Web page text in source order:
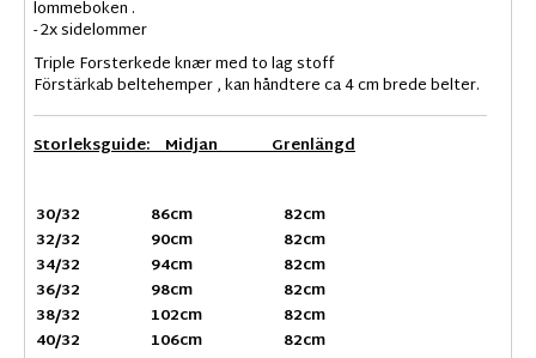
lommeboken .
- 2x sidelommer
Triple Forsterkede knær med to lag stoff
Förstärkab beltehemper , kan håndtere ca 4 cm brede belter.
Storleksguide: Midjan Grenlängd
30/32 86cm
82cm
32/32
90cm
82cm
34/32
94cm
82cm
36/32
98cm
82cm
38/32
102cm
82cm
40/32
106cm 82cm